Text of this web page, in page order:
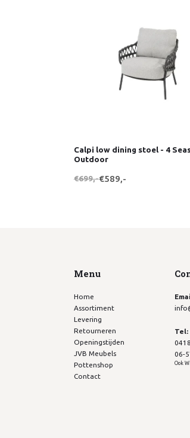
Calpi low dining stoel - 4
Outdoor
€699,-€589,-
Menu
Home
Assortiment
Levering
Retourneren
Openingstijden
JVB Meubels
Pottenshop
Contact
Tel:
06-
Ook